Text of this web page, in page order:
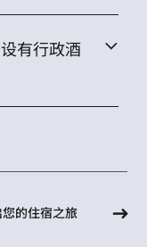
有行政酒
的住宿之旅